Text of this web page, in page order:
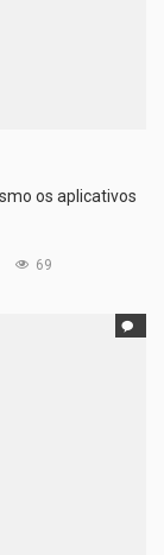
os aplicativos
69